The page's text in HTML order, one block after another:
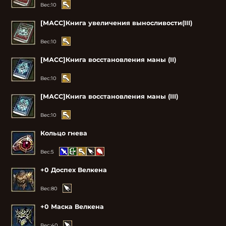
Вес:10
[МАСС]Книга увеличения выносливости(III)
Вес:10
[МАСС]Книга восстановления маны (II)
Вес:10
[МАСС]Книга восстановления маны (III)
Вес:10
Кольцо гнева
Вес:5
+0 Доспех Велкена
Вес:80
+0 Маска Велкена